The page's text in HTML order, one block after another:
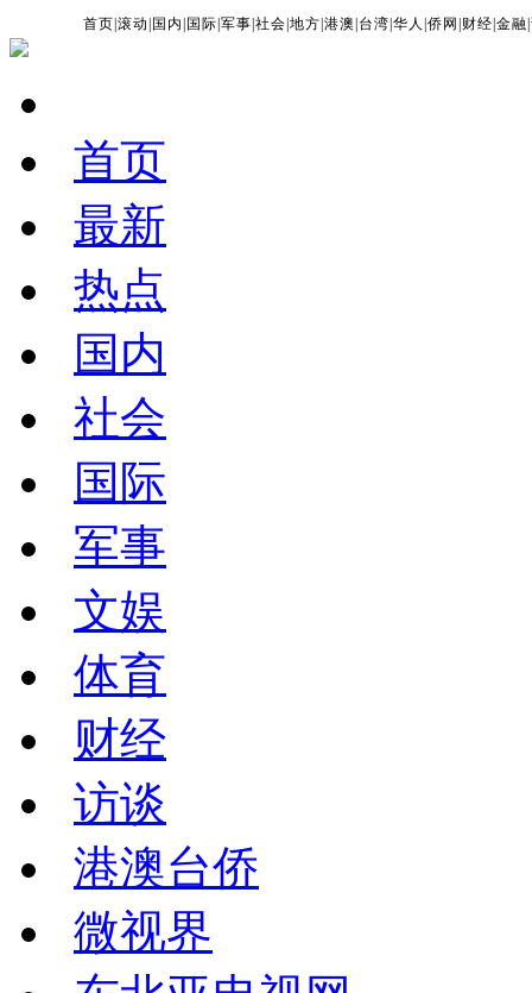
首页 |滚动 国内 国际 |军事 |社会 |地方 |港澳 台湾 |华人 |侨网 财经 |金融 |
首页
最新
热点
国内
社会
国际
军事
文娱
体育
财经
访谈
港澳台侨
微视界